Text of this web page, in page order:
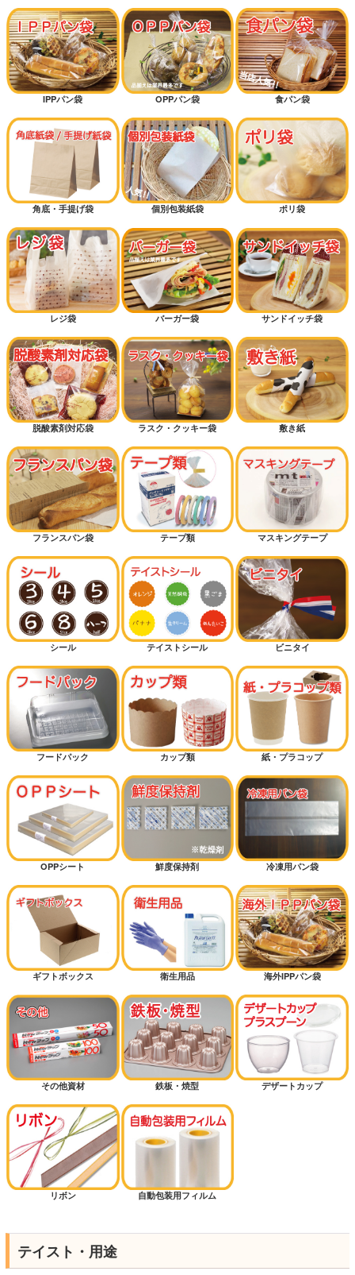
IPPパン袋 OPPパン袋 食パン袋
角底・手提げ袋 個別包装紙袋 ポリ袋
レジ袋 バーガー袋 サンドイッチ袋
脱酸素剤対応袋 ラスク・クッキー袋 敷き紙
フランスパン袋 テープ類 マスキングテープ
シール テイストシール ビニタイ
フードパック カップ類 紙・プラコップ
OPPシート 鮮度保持剤 冷凍用パン袋
ギフトボックス 衛生用品 海外IPPパン袋
その他資材 鉄板・焼型 デザートカップ
リボン 自動包装用フィルム
テイスト・用途